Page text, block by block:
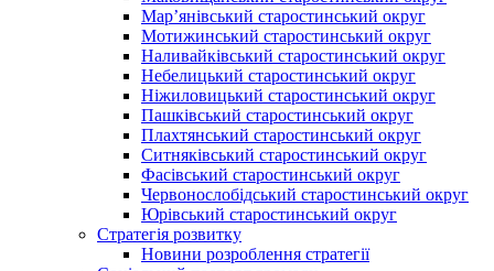
Мар’янівський старостинський округ
Мотижинський старостинський округ
Наливайківський старостинський округ
Небелицький старостинський округ
Ніжиловицький старостинський округ
Пашківський старостинський округ
Плахтянський старостинський округ
Ситняківський старостинський округ
Фасівський старостинський округ
Червонослобідський старостинський округ
Юрівський старостинський округ
Стратегія розвитку
Новини розроблення стратегії